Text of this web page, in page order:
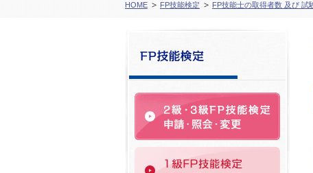
HOME FP技能検定 FP技能士の取得者数 及び 試